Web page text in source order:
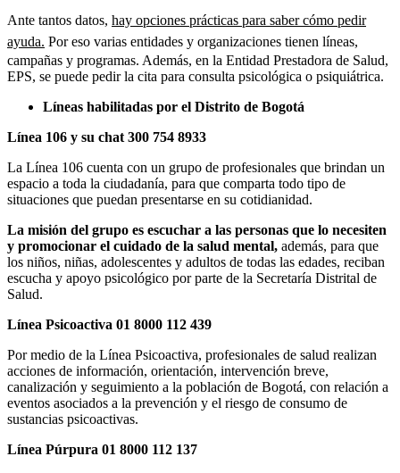
Ante tantos datos, hay opciones prácticas para saber cómo pedir
ayuda. Por eso varias entidades y organizaciones tienen líneas,
campañas y programas. Además, en la Entidad Prestadora de Salud,
EPS, se puede pedir la cita para consulta psicológica o psiquiátrica.
Líneas habilitadas por el Distrito de Bogotá
Línea 106 y su chat 300 754 8933
La Línea 106 cuenta con un grupo de profesionales que brindan un
espacio a toda la ciudadanía, para que comparta todo tipo de
situaciones que puedan presentarse en su cotidianidad.
La misión del grupo es escuchar a las personas que lo necesiten
y promocionar el cuidado de la salud mental, además, para que
los niños, niñas, adolescentes y adultos de todas las edades, reciban
escucha y apoyo psicológico por parte de la Secretaría Distrital de
Salud.
Línea Psicoactiva 01 8000 112 439
Por medio de la Línea Psicoactiva, profesionales de salud realizan
acciones de información, orientación, intervención breve,
canalización y seguimiento a la población de Bogotá, con relación a
eventos asociados a la prevención y el riesgo de consumo de
sustancias psicoactivas.
Línea Púrpura 01 8000 112 137